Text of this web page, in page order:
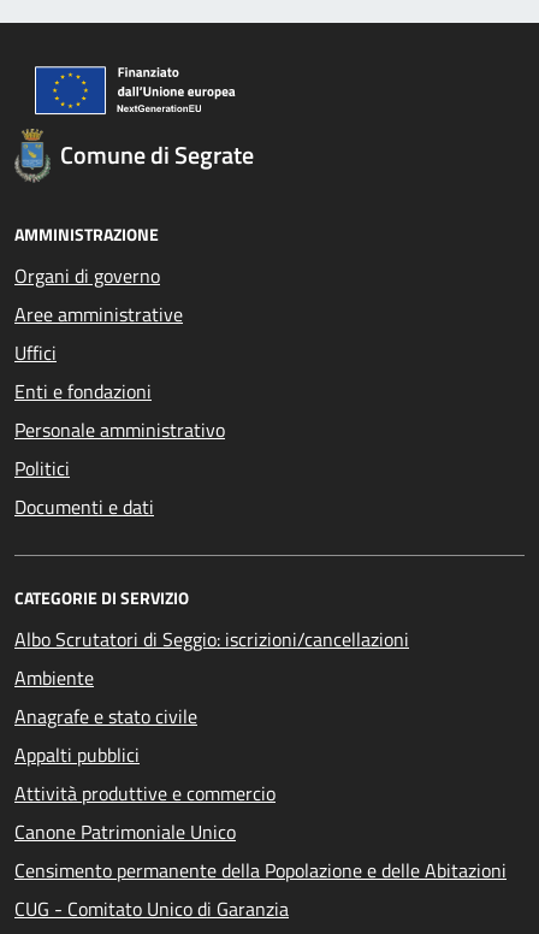
Comune di Segrate
AMMINISTRAZIONE
Organi di governo
Aree amministrative
Uffici
Enti e fondazioni
Personale amministrativo
Politici
Documenti e dati
CATEGORIE DI SERVIZIO
Albo Scrutatori di Seggio: iscrizioni/cancellazioni
Ambiente
Anagrafe e stato civile
Appalti pubblici
Attività produttive e commercio
Canone Patrimoniale Unico
Censimento permanente della Popolazione e delle Abitazioni
CUG - Comitato Unico di Garanzia